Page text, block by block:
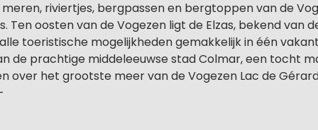
meren, riviertjes, bergpassen en bergtoppen van de
oosten van de Vogezen ligt de Elzas, bekend van
toeristische mogelijkheden gemakkelijk in één
de prachtige middeleeuwse stad Colmar, een tocht
over het grootste meer van de Vogezen Lac de